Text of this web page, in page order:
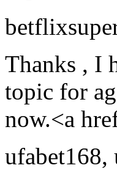
Thanks , I
topic for
now.<a
ufabet168,